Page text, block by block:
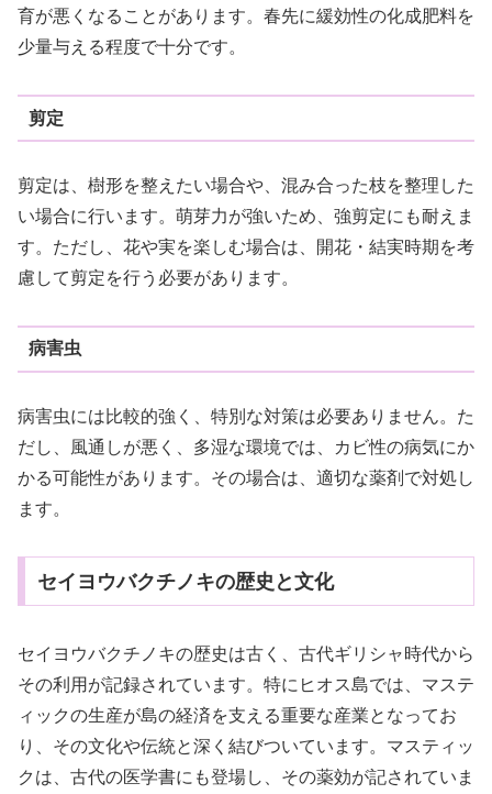
育が悪くなることがあります。春先に緩効性の化成肥料を
少量与える程度で十分です。
剪定
剪定は、樹形を整えたい場合や、混み合った枝を整理した
い場合に行います。萌芽力が強いため、強剪定にも耐えま
す。ただし、花や実を楽しむ場合は、開花・結実時期を考
慮して剪定を行う必要があります。
病害虫
病害虫には比較的強く、特別な対策は必要ありません。た
だし、風通しが悪く、多湿な環境では、カビ性の病気にか
かる可能性があります。その場合は、適切な薬剤で対処し
ます。
セイヨウバクチノキの歴史と文化
セイヨウバクチノキの歴史は古く、古代ギリシャ時代から
その利用が記録されています。特にヒオス島では、マステ
ィックの生産が島の経済を支える重要な産業となってお
り、その文化や伝統と深く結びついています。マスティッ
クは、古代の医学書にも登場し、その薬効が記されていま